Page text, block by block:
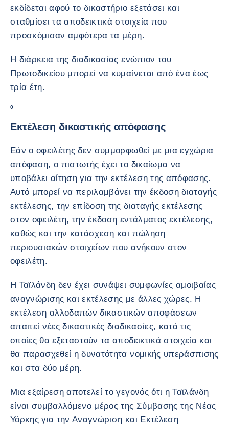
εκδίδεται αφού το δικαστήριο εξετάσει και
σταθμίσει τα αποδεικτικά στοιχεία που
προσκόμισαν αμφότερα τα μέρη.
Η διάρκεια της διαδικασίας ενώπιον του
Πρωτοδικείου μπορεί να κυμαίνεται από ένα έως
τρία έτη.
0
Εκτέλεση δικαστικής απόφασης
Εάν ο οφειλέτης δεν συμμορφωθεί με μια εγχώρια
απόφαση, ο πιστωτής έχει το δικαίωμα να
υποβάλει αίτηση για την εκτέλεση της απόφασης.
Αυτό μπορεί να περιλαμβάνει την έκδοση διαταγής
εκτέλεσης, την επίδοση της διαταγής εκτέλεσης
στον οφειλέτη, την έκδοση εντάλματος εκτέλεσης,
καθώς και την κατάσχεση και πώληση
περιουσιακών στοιχείων που ανήκουν στον
οφειλέτη.
Η Ταϊλάνδη δεν έχει συνάψει συμφωνίες αμοιβαίας
αναγνώρισης και εκτέλεσης με άλλες χώρες. Η
εκτέλεση αλλοδαπών δικαστικών αποφάσεων
απαιτεί νέες δικαστικές διαδικασίες, κατά τις
οποίες θα εξεταστούν τα αποδεικτικά στοιχεία και
θα παρασχεθεί η δυνατότητα νομικής υπεράσπισης
και στα δύο μέρη.
Μια εξαίρεση αποτελεί το γεγονός ότι η Ταϊλάνδη
είναι συμβαλλόμενο μέρος της Σύμβασης της Νέας
Υόρκης για την Αναγνώριση και Εκτέλεση